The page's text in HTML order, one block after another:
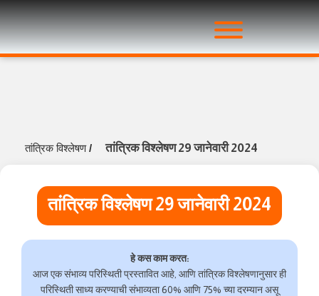
तांत्रिक विश्लेषण/ तांत्रिक विश्लेषण 29 जानेवारी 2024
तांत्रिक विश्लेषण 29 जानेवारी 2024
हे कस काम करत:
आज एक संभाव्य परिस्थिती प्रस्तावित आहे, आणि तांत्रिक विश्लेषणानुसार ही
परिस्थिती साध्य करण्याची संभाव्यता 60% आणि 75% च्या दरम्यान असू